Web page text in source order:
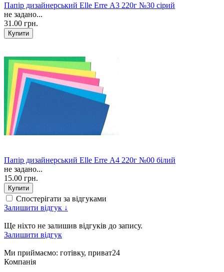
Папір дизайнерський Elle Erre А3 220г №30 сірий
не задано...
31.00 грн.
Папір дизайнерський Elle Erre А4 220г №00 білий
не задано...
15.00 грн.
Спостерігати за відгуками
Залишити відгук ↓
Ще ніхто не залишив відгуків до запису.
Залишити відгук
Ми приймаємо: готівку, приват24
Компанія